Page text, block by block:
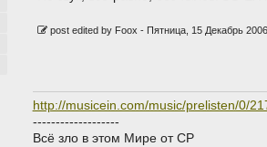
post edited by Foox - Пятница, 15 Декабрь
http://musicein.com/music/prelisten/0/
-------------------
Всё зло в этом Мире от СР